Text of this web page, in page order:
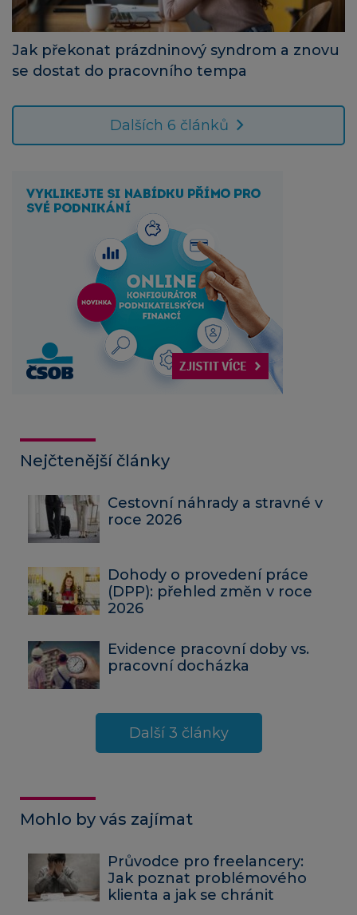
Jak překonat prázdninový syndrom a znovu
se dostat do pracovního tempa
Dalších 6 článků
Nejčtenější články
Cestovní náhrady a stravné v
roce 2026
Dohody o provedení práce
(DPP): přehled změn v roce
2026
Evidence pracovní doby vs.
pracovní docházka
Další 3 články
Mohlo by vás zajímat
Průvodce pro freelancery:
Jak poznat problémového
klienta a jak se chránit